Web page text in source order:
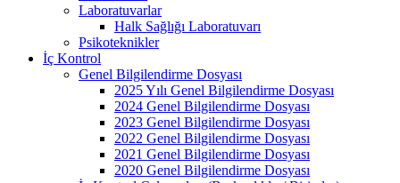
Laboratuvarlar
Halk Sağlığı Laboratuvarı
Psikoteknikler
İç Kontrol
Genel Bilgilendirme Dosyası
2025 Yılı Genel Bilgilendirme Dosyası
2024 Genel Bilgilendirme Dosyası
2023 Genel Bilgilendirme Dosyası
2022 Genel Bilgilendirme Dosyası
2021 Genel Bilgilendirme Dosyası
2020 Genel Bilgilendirme Dosyası